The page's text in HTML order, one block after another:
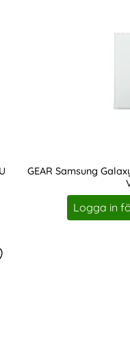
GEAR Samsung
Art. nr 208302
Logga in
buffalo Samsung